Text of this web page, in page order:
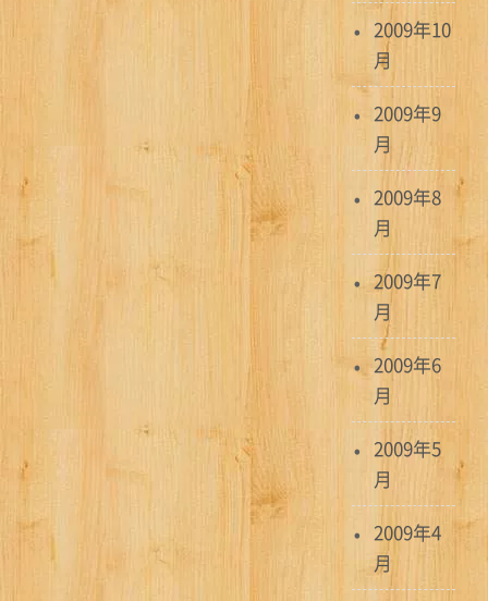
2009年10
月
2009年9
月
2009年8
月
2009年7
月
2009年6
月
2009年5
月
2009年4
月